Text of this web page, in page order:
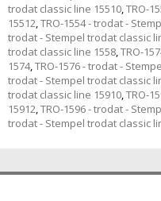
trodat classic line 15510,TRO-
15512,TRO-1554 - trodat -
trodat - Stempel trodat classic
trodat classic line 1558,TRO-
1574,TRO-1576 - trodat -
trodat - Stempel trodat classic
trodat classic line 15910,TRO-
15912,TRO-1596 - trodat -
trodat - Stempel trodat classic